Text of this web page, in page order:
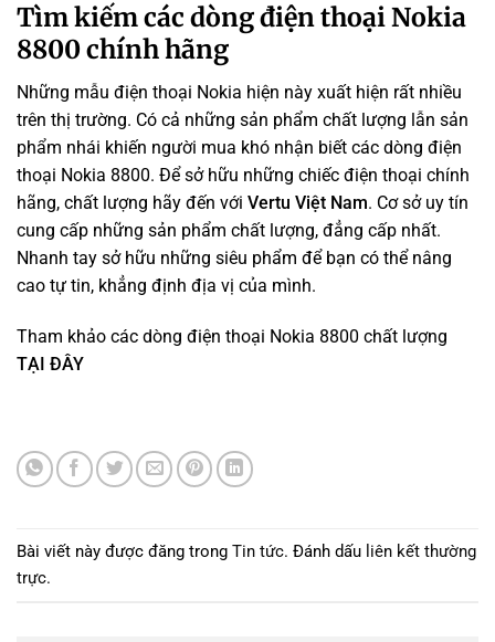
Tìm kiếm các dòng điện thoại Nokia
8800 chính hãng
Những mẫu điện thoại Nokia hiện này xuất hiện rất nhiều
trên thị trường. Có cả những sản phẩm chất lượng lẫn sản
phẩm nhái khiến người mua khó nhận biết các dòng điện
thoại Nokia 8800. Để sở hữu những chiếc điện thoại chính
hãng, chất lượng hãy đến với Vertu Việt Nam. Cơ sở uy tín
cung cấp những sản phẩm chất lượng, đẳng cấp nhất.
Nhanh tay sở hữu những siêu phẩm để bạn có thể nâng
cao tự tin, khẳng định địa vị của mình.
Tham khảo các dòng điện thoại Nokia 8800 chất lượng
TẠI ĐÂY
Bài viết này được đăng trong Tin tức. Đánh dấu liên kết thường
trực.